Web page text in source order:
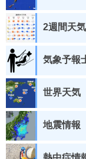
2週間天気
気象予報
世界天気
地震情報